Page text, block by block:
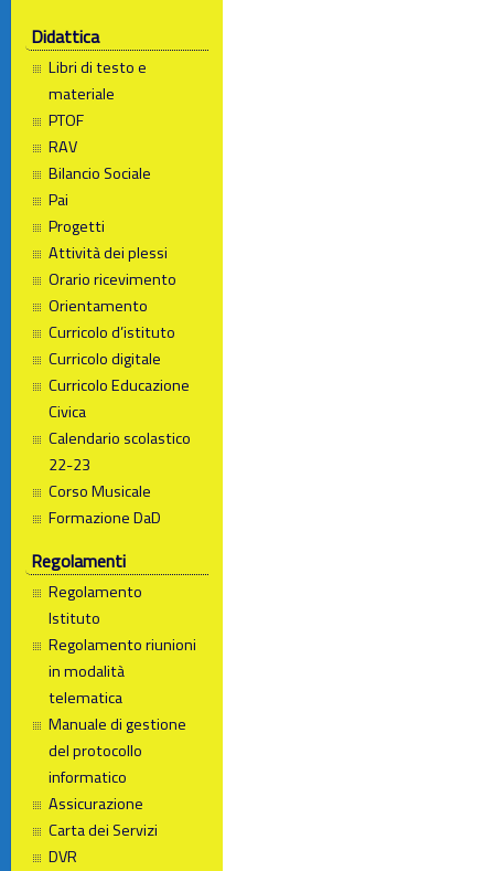
Didattica
Libri di testo e
materiale
PTOF
RAV
Bilancio Sociale
Pai
Progetti
Attività dei plessi
Orario ricevimento
Orientamento
Curricolo d’istituto
Curricolo digitale
Curricolo Educazione
Civica
Calendario scolastico
22-23
Corso Musicale
Formazione DaD
Regolamenti
Regolamento
Istituto
Regolamento riunioni
in modalità
telematica
Manuale di gestione
del protocollo
informatico
Assicurazione
Carta dei Servizi
DVR